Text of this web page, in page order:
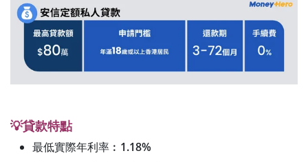
💡貸款特點
最低實際年利率︰ 1.18%